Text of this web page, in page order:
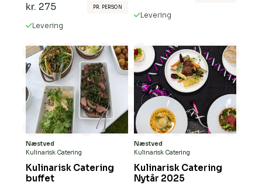
Ingen varer i kurven.
Go To Shop
kr. 275 PR. PERSON
Levering
Levering
Næstved
Kulinarisk Catering
Kulinarisk Catering
buffet
Næstved
Kulinarisk Catering
Kulinarisk Catering
Nytår 2025